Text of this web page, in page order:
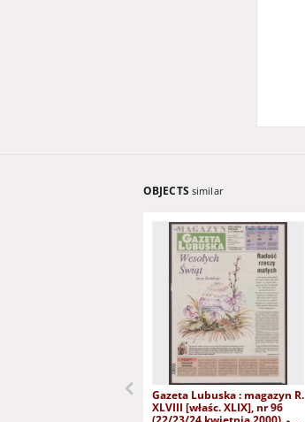
OBJECTS similar
Gazeta Lubuska : magazyn R.
XLVIII [właśc. XLIX], nr 96